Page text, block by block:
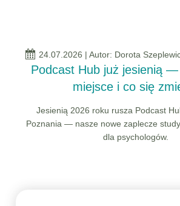
24.07.2026 | Autor: Dorota
Podcast Hub już jesienią
miejsce i co się
Jesienią 2026 roku rusza Podcast
Poznania — nasze nowe zaplecze
dla psychologów.